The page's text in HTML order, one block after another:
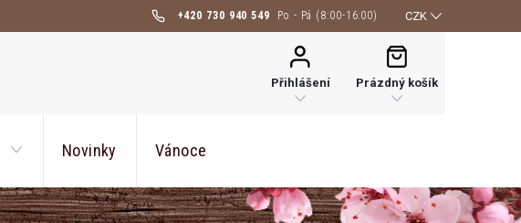
+420 730 940 549 CZK
Přihlášení
NÁKUPNÍ
KOŠÍK
Prázdný košík
Novinky Vánoce